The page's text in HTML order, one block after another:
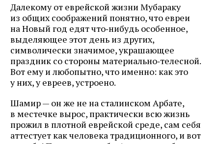
Далекому от еврейской жизни Мубараку
из общих соображений понятно, что евреи
на Новый год едят что‑нибудь особенное,
выделяющее этот день из других,
символически значимое, украшающее
праздник со стороны материально‑телесной.
Вот ему и любопытно, что именно: как это
у них, у евреев, устроено.
Шамир — он же не на сталинском Арбате,
в местечке вырос, практически всю жизнь
прожил в плотной еврейской среде, сам себя
аттестует как человека традиционного, и вот